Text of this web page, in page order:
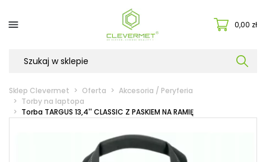
 0,00 zł
Sklep Clevermet Oferta
Akcesoria / Peryferia
Torby na laptopa
Torba TARGUS 13,4'' CLASSIC Z PASKIEM NA RAMIĘ